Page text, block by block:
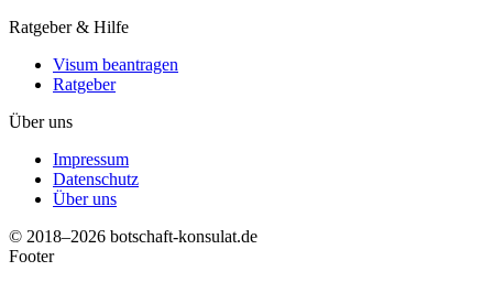
Ratgeber & Hilfe
Visum beantragen
Ratgeber
Über uns
Impressum
Datenschutz
Über uns
© 2018–2026 botschaft-konsulat.de
Footer